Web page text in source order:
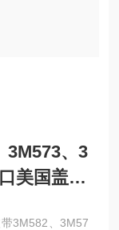
3M573、3
美国盖茨
3M582、3M57